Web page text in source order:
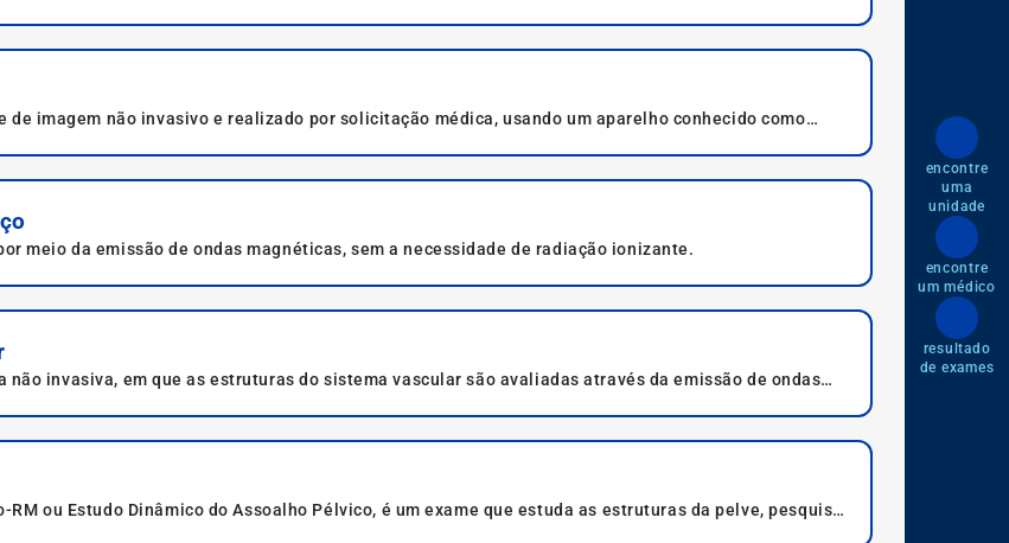
imagem não invasivo e realizado por solicitação médica, usando um aparelho conhecido como
meio da emissão de ondas magnéticas, sem a necessidade de radiação ionizante.
invasiva, em que as estruturas do sistema vascular são avaliadas através da emissão de ondas
ou Estudo Dinâmico do Assoalho Pélvico, é um exame que estuda as estruturas da pelve, pesquisa
encontre
uma
unidade
encontre
um médico
resultado
de exames